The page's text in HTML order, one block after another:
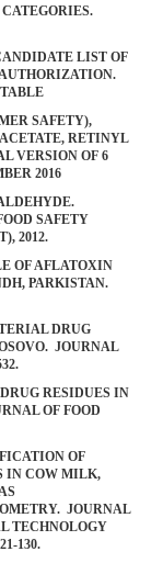
LIST OF
SAFETY),
RETINYL
VERSION OF 6
2016
SAFETY
2012.
OF AFLATOXIN
PARKISTAN.
DRUG
JOURNAL
RESIDUES IN
OF FOOD
OF
IN COW MILK,
JOURNAL
TECHNOLOGY
130.